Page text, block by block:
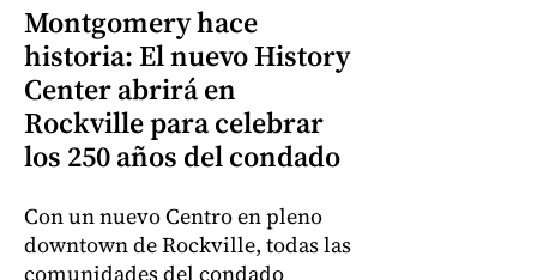
Montgomery hace
historia: El nuevo History
Center abrirá en
Rockville para celebrar
los 250 años del condado
Con un nuevo Centro en pleno
downtown de Rockville, todas las
comunidades del condado